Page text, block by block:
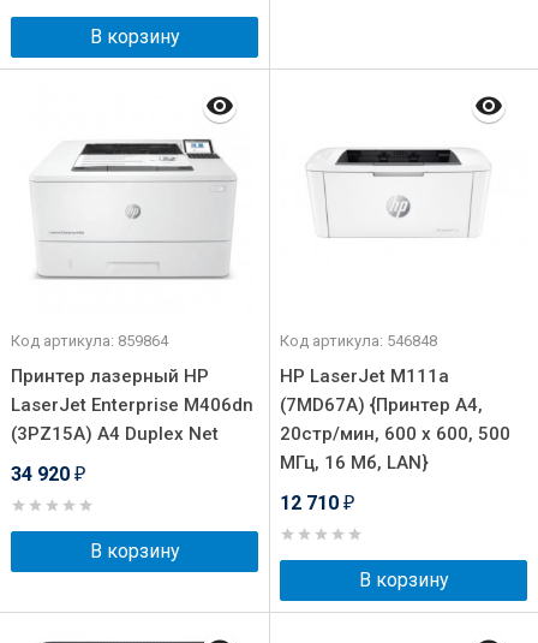
В корзину
Код артикула: 859864
Принтер лазерный HP
LaserJet Enterprise M406dn
(3PZ15A) A4 Duplex Net
34 920 ₽
В корзину
Код артикула: 546848
HP LaserJet M111a
(7MD67A) {Принтер А4,
20стр/мин, 600 х 600, 500
МГц, 16 Мб, LAN}
12 710 ₽
В корзину